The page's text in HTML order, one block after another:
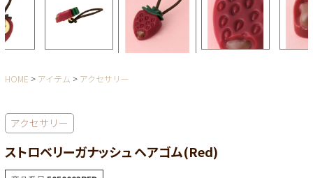
HOME アイテム アクセサリー
アクセサリー
ストロベリーガナッシュ ヘアゴム(Red)